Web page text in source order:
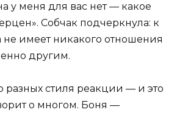
у меня для вас нет — какое
Собчак подчеркнула: к
не имеет никакого отношения
другим.
стиля реакции — и это
о многом. Боня —